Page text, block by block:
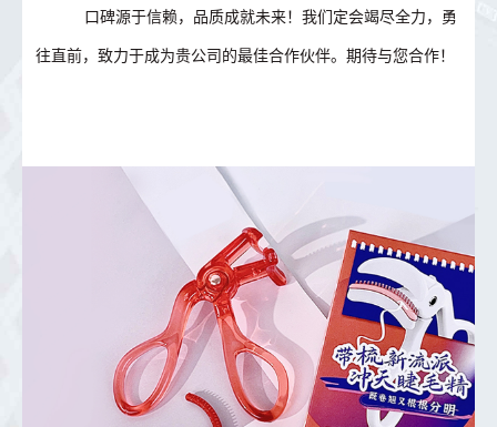
口碑源于信赖，品质成就未来！我们定会竭尽全力，勇
往直前，致力于成为贵公司的最佳合作伙伴。期待与您合作！